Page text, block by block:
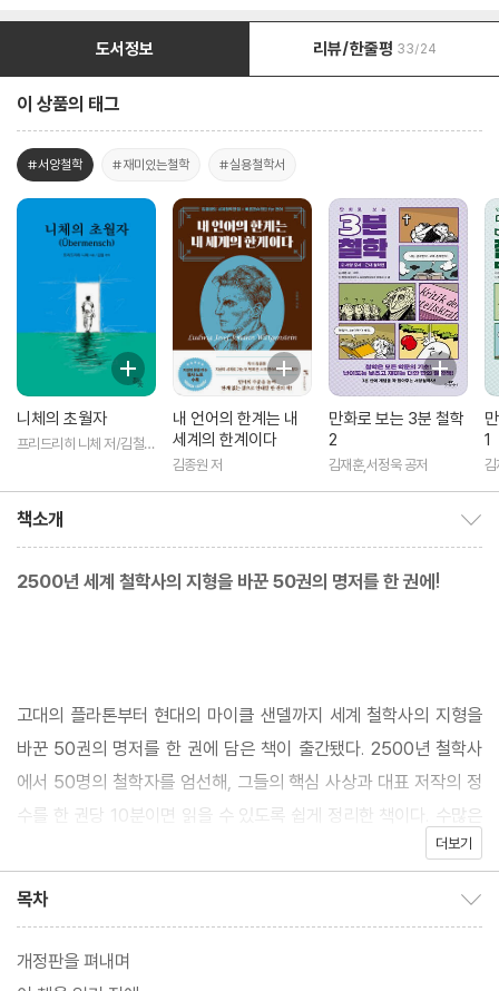
도서정보 리뷰/한줄평 33/24
이 상품의 태그
#서양철학 #재미있는철학 #실용철학서
니체의 초월자
프리드리히 니체 저/김철
내 언어의 한계는 내
세계의 한계이다
김종원 저
만화로 보는 3분 철학
2
김재훈,서정욱 공저
1
김
책소개
2500년 세계 철학사의 지형을 바꾼 50권의 명저를 한 권에!
고대의 플라톤부터 현대의 마이클 샌델까지 세계 철학사의 지형을
바꾼 50권의 명저를 한 권에 담은 책이 출간됐다. 2500년 철학사
에서 50명의 철학자를 엄선해, 그들의 핵심 사상과 대표 저작의 정
수를 한 권당 10분이면 읽을 수 있도록 쉽게 정리한 책이다. 수많은
전문가에게 검증받았고 우리가 사는 삶의 모든 분야에서 큰 영향을
고다.
더보기
목차
개정판을 펴내며